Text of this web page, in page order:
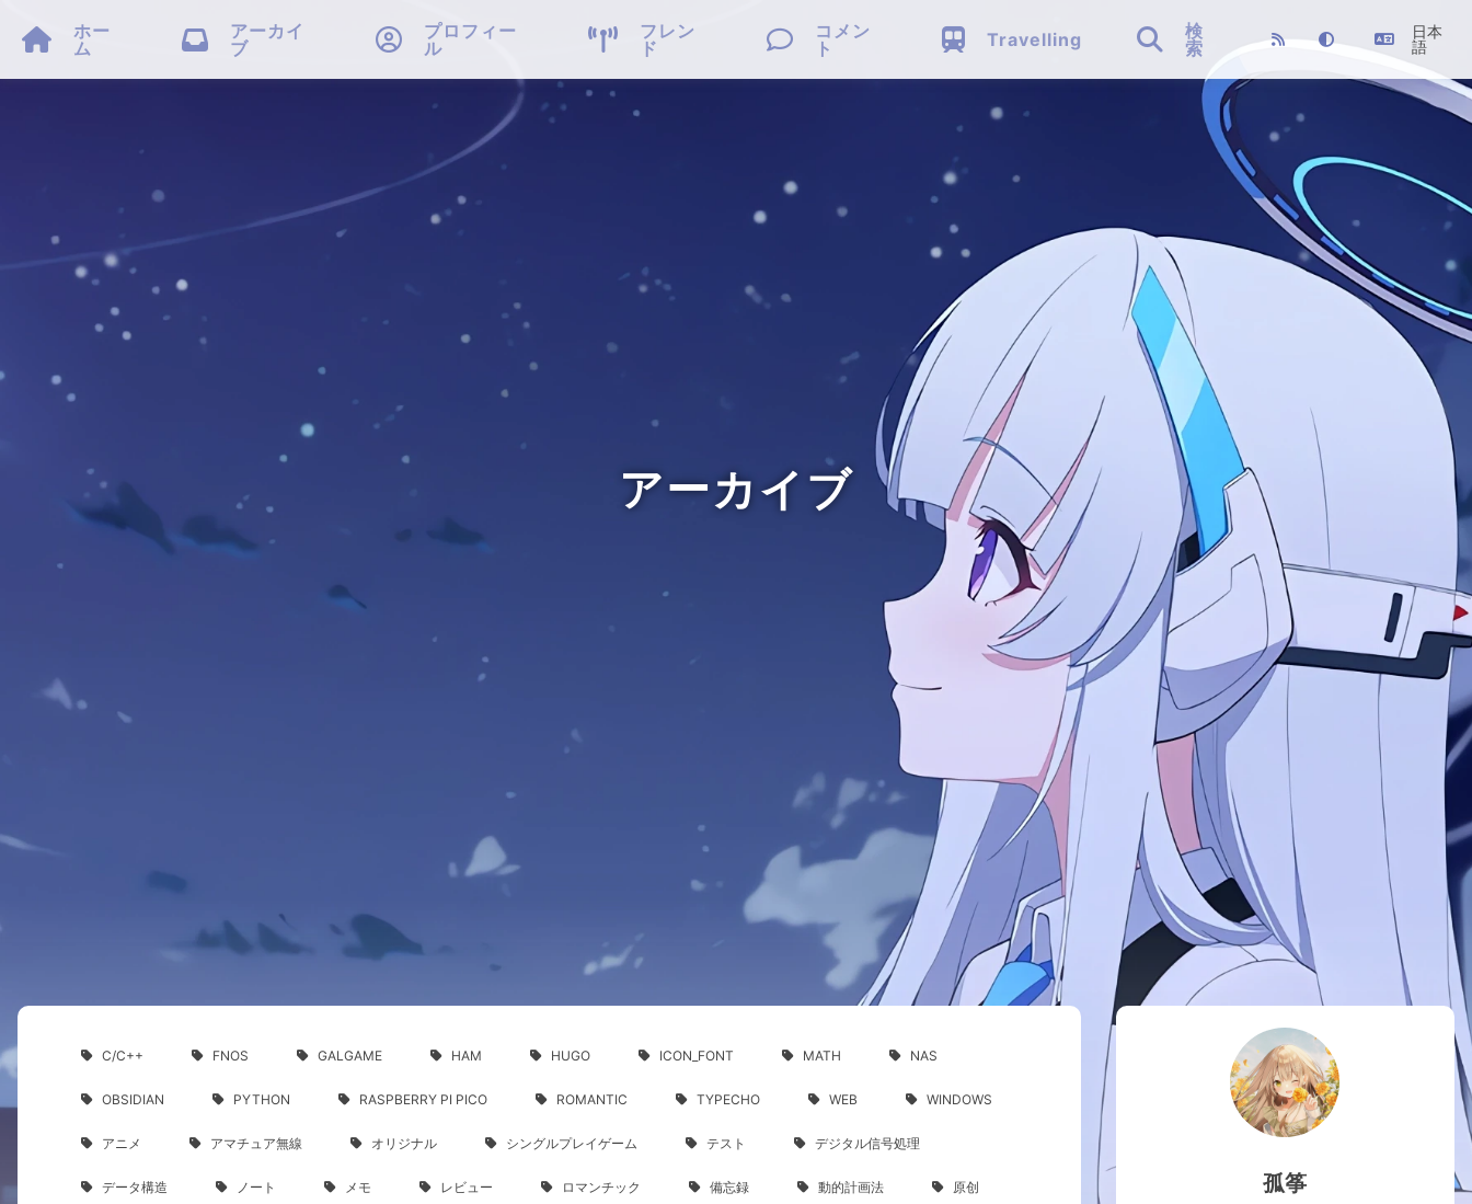

ホー
ム

アーカイ
ブ

プロフィー
ル

フレン
ド

コメン
ト
 Travelling 
検
索
日本
語
アーカイブ
孤筝
C/C++ FNOS GALGAME HAM HUGO ICON_FONT MATH NAS
OBSIDIAN PYTHON RASPBERRY PI PICO ROMANTIC TYPECHO WEB WINDOWS
アニメ アマチュア無線 オリジナル シングルプレイゲーム テスト デジタル信号処理
データ構造 ノート メモ レビュー ロマンチック 備忘録 動的計画法 原创